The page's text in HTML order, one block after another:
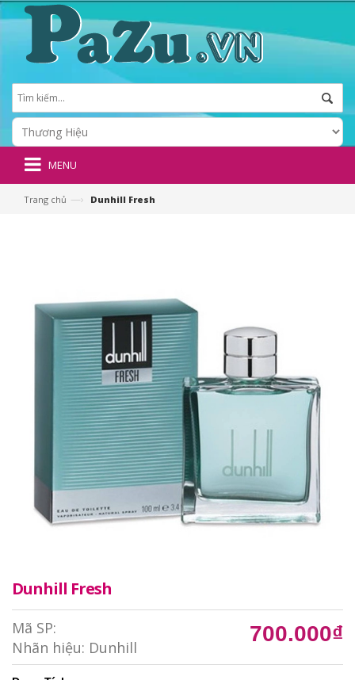
MENU
Trang chủ —› Dunhill Fresh
Dunhill Fresh
Mã SP:
Nhãn hiệu: Dunhill
700.000₫